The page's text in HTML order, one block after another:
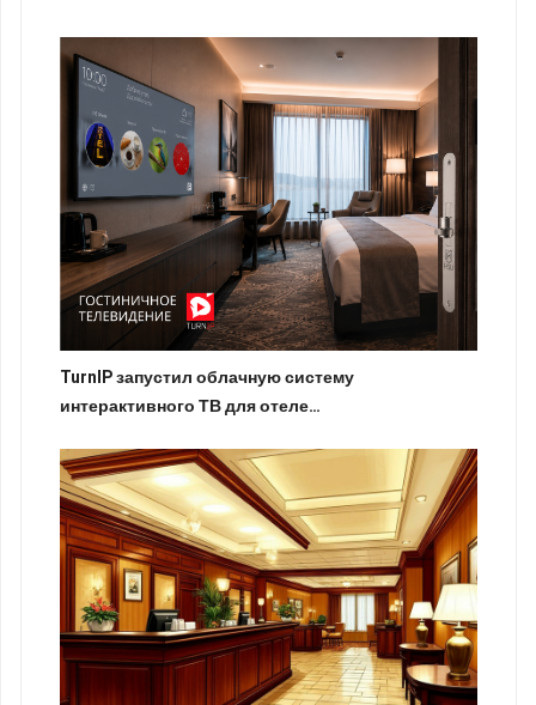
TurnIP запустил облачную систему
интерактивного ТВ для отеле…